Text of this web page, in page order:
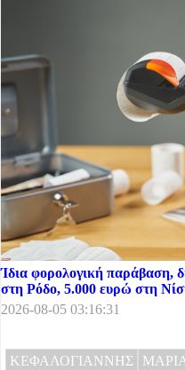
Ίδια φορολογική παράβαση,
στη Ρόδο, 5.000 ευρώ στη
2026-08-05 03:16:31
ΚΕΦΑΛΟΓΙΑΝΝΗΣ